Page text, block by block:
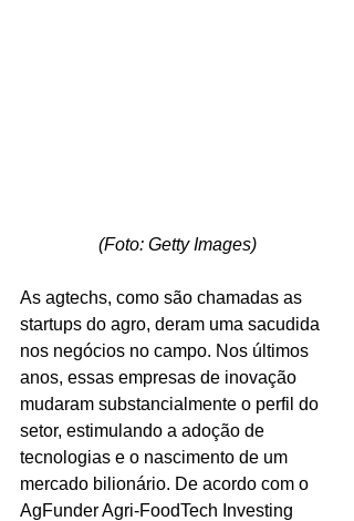
(Foto: Getty Images)
As agtechs, como são chamadas as
startups do agro, deram uma sacudida
nos negócios no campo. Nos últimos
anos, essas empresas de inovação
mudaram substancialmente o perfil do
setor, estimulando a adoção de
tecnologias e o nascimento de um
mercado bilionário. De acordo com o
AgFunder Agri-FoodTech Investing